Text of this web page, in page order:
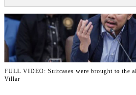
FULL VIDEO: Suitcases were brought to the
Villar